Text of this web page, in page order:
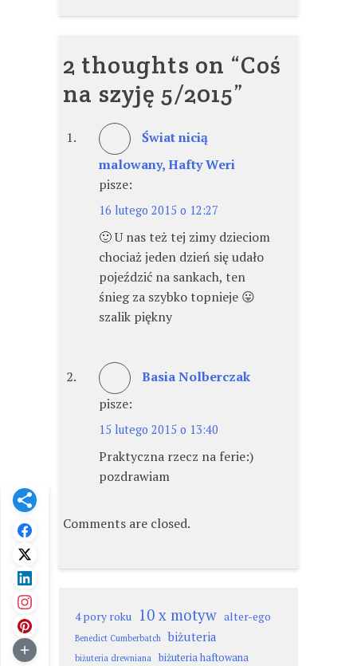
2 thoughts on “Coś
na szyję 5/2015”
Świat nicią
malowany, Hafty Weri
pisze:
16 lutego 2015 o 12:27
🙂 U nas też tej zimy dzieciom
chociaż jeden dzień się udało
pojeździć na sankach, ten
śnieg za szybko topnieje 😛
szalik piękny
Basia Nolberczak
pisze:
15 lutego 2015 o 13:40
Praktyczna rzecz na ferie:)
pozdrawiam
Comments are closed.
4 pory roku 10 x motyw alter-ego
Benedict Cumberbatch biżuteria
biżuteria drewniana biżuteria haftowana